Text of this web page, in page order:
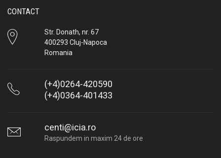
CONTACT
Str. Donath, nr. 67
400293 Cluj-Napoca
Romania
(+4)0264-420590
(+4)0364-401433
centi@icia.ro
Raspundem in maxim 24 de ore